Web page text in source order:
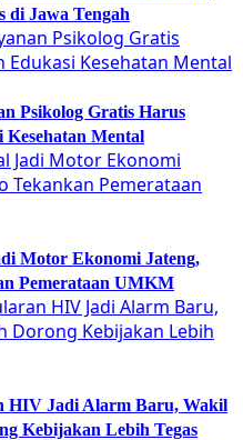
di Jawa Tengah
Psikolog Gratis Harus
Mental
Motor Ekonomi Jateng,
Pemerataan UMKM
HIV Jadi Alarm Baru, Wakil
Kebijakan Lebih Tegas